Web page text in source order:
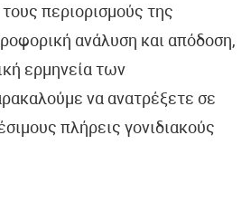
περιορισμούς της
ανάλυση και απόδοση,
ερμηνεία των
να ανατρέξετε σε
πλήρεις γονιδιακούς